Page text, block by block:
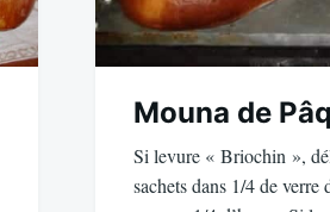
Mouna de
Si levure « Briochin »,
sachets dans 1/4 de verre